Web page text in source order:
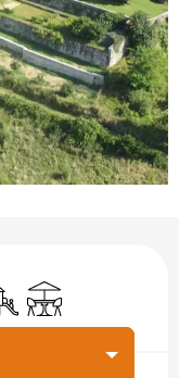
Laken
für Kinder /
Terrasse